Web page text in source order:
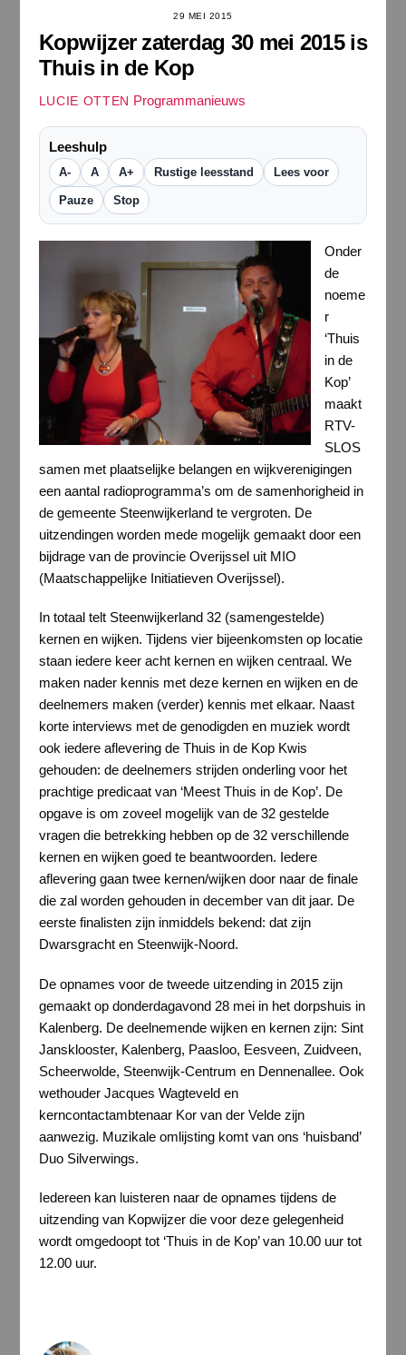
29 MEI 2015
Kopwijzer zaterdag 30 mei 2015 is
Thuis in de Kop
LUCIE OTTEN Programmanieuws
Leeshulp
A- A A+ Rustige leesstand Lees voor
Pauze Stop
Onder
de
noeme
r
‘Thuis
in de
Kop’
maakt
RTV-
SLOS
samen met plaatselijke belangen en wijkverenigingen
een aantal radioprogramma’s om de samenhorigheid in
de gemeente Steenwijkerland te vergroten. De
uitzendingen worden mede mogelijk gemaakt door een
bijdrage van de provincie Overijssel uit MIO
(Maatschappelijke Initiatieven Overijssel).
In totaal telt Steenwijkerland 32 (samengestelde)
kernen en wijken. Tijdens vier bijeenkomsten op locatie
staan iedere keer acht kernen en wijken centraal. We
maken nader kennis met deze kernen en wijken en de
deelnemers maken (verder) kennis met elkaar. Naast
korte interviews met de genodigden en muziek wordt
ook iedere aflevering de Thuis in de Kop Kwis
gehouden: de deelnemers strijden onderling voor het
prachtige predicaat van ‘Meest Thuis in de Kop’. De
opgave is om zoveel mogelijk van de 32 gestelde
vragen die betrekking hebben op de 32 verschillende
kernen en wijken goed te beantwoorden. Iedere
aflevering gaan twee kernen/wijken door naar de finale
die zal worden gehouden in december van dit jaar. De
eerste finalisten zijn inmiddels bekend: dat zijn
Dwarsgracht en Steenwijk-Noord.
De opnames voor de tweede uitzending in 2015 zijn
gemaakt op donderdagavond 28 mei in het dorpshuis in
Kalenberg. De deelnemende wijken en kernen zijn: Sint
Jansklooster, Kalenberg, Paasloo, Eesveen, Zuidveen,
Scheerwolde, Steenwijk-Centrum en Dennenallee. Ook
wethouder Jacques Wagteveld en
kerncontactambtenaar Kor van der Velde zijn
aanwezig. Muzikale omlijsting komt van ons ‘huisband’
Duo Silverwings.
Iedereen kan luisteren naar de opnames tijdens de
uitzending van Kopwijzer die voor deze gelegenheid
wordt omgedoopt tot ‘Thuis in de Kop’ van 10.00 uur tot
12.00 uur.